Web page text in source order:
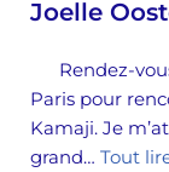
Joelle
Rendez-
Paris pour
Kamaji. Je
grand… Tout